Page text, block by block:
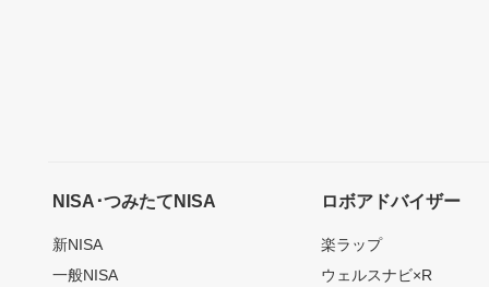
NISA･つみたてNISA
新NISA
一般NISA
ロボアドバイザー
楽ラップ
ウェルスナビ×R